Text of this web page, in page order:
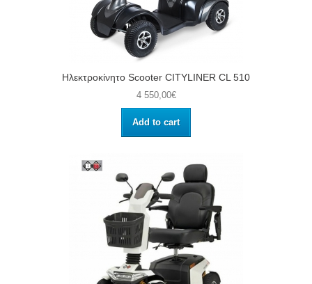
Ηλεκτροκίνητο Scooter CITYLINER CL 510
4 550,00€
Add to cart